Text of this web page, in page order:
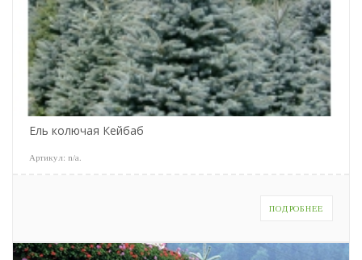
Ель колючая Кейбаб
Артикул: n/a
ПОДРОБНЕЕ